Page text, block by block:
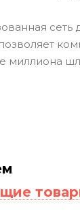
сеть
миллиона